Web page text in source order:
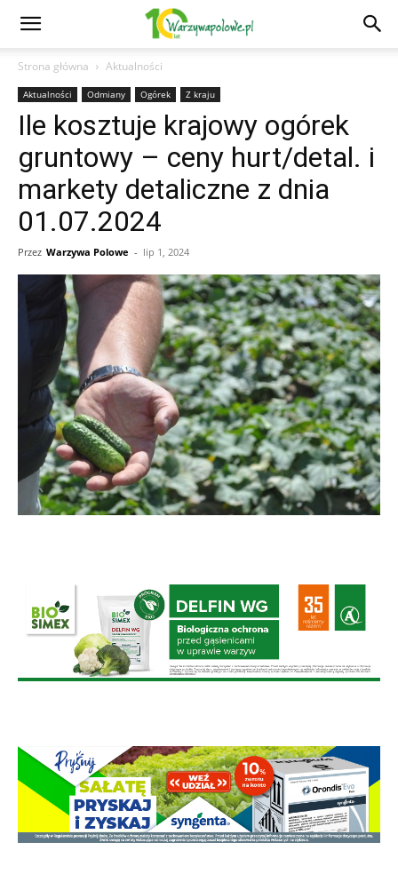
Strona główna Aktualności
Aktualności Odmiany Ogórek Z kraju
Ile kosztuje krajowy ogórek
gruntowy – ceny hurt/detal. i
markety detaliczne z dnia
01.07.2024
Przez Warzywa Polowe - lip 1, 2024